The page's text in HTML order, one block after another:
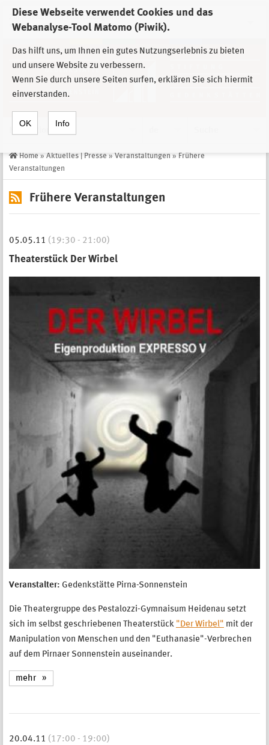
Diese Webseite verwendet Cookies und das
Webanalyse-Tool Matomo (Piwik).
Das hilft uns, um Ihnen ein gutes Nutzungserlebnis zu bieten
und unsere Website zu verbessern.
Wenn Sie durch unsere Seiten surfen, erklären Sie sich hiermit
einverstanden.
OK Info
Zur Auswahl der Einrichtungen der
Stiftung Sächsische Gedenkstätten
Home » Aktuelles | Presse » Veranstaltungen » Frühere
Veranstaltungen
Frühere Veranstaltungen
05.05.11 (19:30 - 21:00)
Theaterstück Der Wirbel
Veranstalter: Gedenkstätte Pirna-Sonnenstein
Die Theatergruppe des Pestalozzi-Gymnaisum Heidenau setzt
sich im selbst geschriebenen Theaterstück "Der Wirbel" mit der
Manipulation von Menschen und den "Euthanasie"-Verbrechen
auf dem Pirnaer Sonnenstein auseinander.
mehr
20.04.11 (17:00 - 19:00)